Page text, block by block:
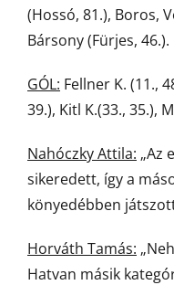
(Hossó, 81.), Boros,
Bársony (Fürjes,
GÓL: Fellner K. (11.,
39.), Kitl K.(33., 35.),
Nahóczky Attila: „Az
sikeredett, így a
könyedébben
Horváth Tamás:
Hatvan másik